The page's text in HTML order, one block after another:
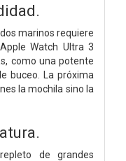
marinos requiere
Watch Ultra 3
como una potente
buceo. La próxima
la mochila sino la
de grandes